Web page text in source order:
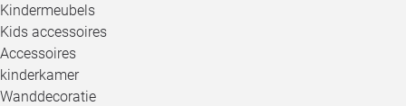
Kindermeubels
Kids accessoires
Accessoires
kinderkamer
Wanddecoratie